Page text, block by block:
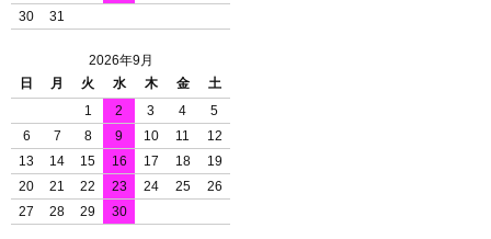
30
31
2026年9月
日
月 火 水 木 金
土
1
2 3 4
5
6
7 8 9 10 11
12
13
14 15 16 17 18
19
20
21 22 23 24 25
26
27
28 29 30